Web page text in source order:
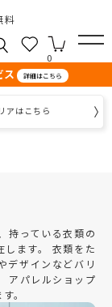
料
0
ス 詳細はこちら
アはこちら
持っている衣類の
します。 衣類をた
デザインなどバリ
アパレルショップ
。